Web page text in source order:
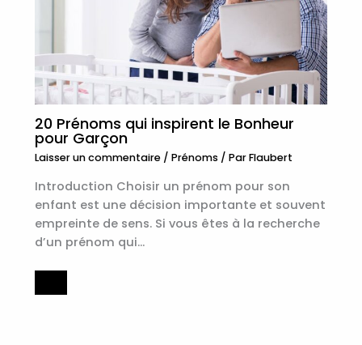
20 Prénoms qui inspirent le Bonheur
pour Garçon
Laisser un commentaire / Prénoms / ParFlaubert
Introduction Choisir un prénom pour son
enfant est une décision importante et souvent
empreinte de sens. Si vous êtes à la recherche
d’un prénom qui…